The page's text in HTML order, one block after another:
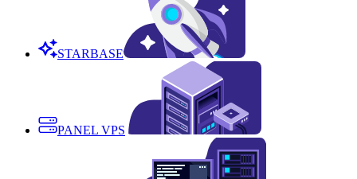
STARBASE
PANEL VPS